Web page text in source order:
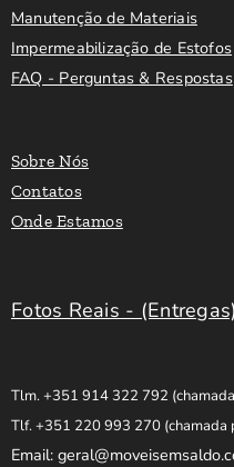
Manutenção de Materiais
Impermeabilização de Estofos
FAQ - Perguntas & Respostas
Sobre Nós
Contatos
Onde Estamos
Fotos Reais - (Entregas)
Tlm. +351 914 322 792
Tlf. +351 220 993 270 (chamada
Email: